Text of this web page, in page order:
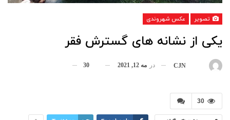
تصویر عکس شهروندی
یکی از نشانه های گسترش فقر
CJN در مه 12, 2021 30
30